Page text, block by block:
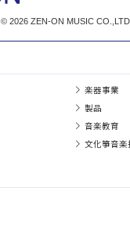
© 2026 ZEN-ON MUSIC CO.,LTD.
楽器事業
製品
音楽教育
文化箏音楽